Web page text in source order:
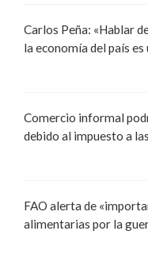
Carlos Peña: «Hablar
la economía del país es
Comercio informal
debido al impuesto a
FAO alerta de
alimentarias por la